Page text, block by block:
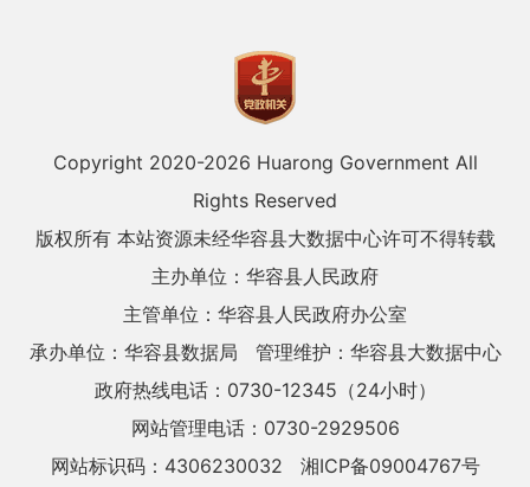
Copyright 2020-2026 Huarong Government All
Rights Reserved
版权所有 本站资源未经华容县大数据中心许可不得转载
主办单位：华容县人民政府
主管单位：华容县人民政府办公室
承办单位：华容县数据局
管理维护：华容县大数据中心
政府热线电话：0730-12345（24小时）
网站管理电话：0730-2929506
网站标识码：4306230032
湘ICP备09004767号